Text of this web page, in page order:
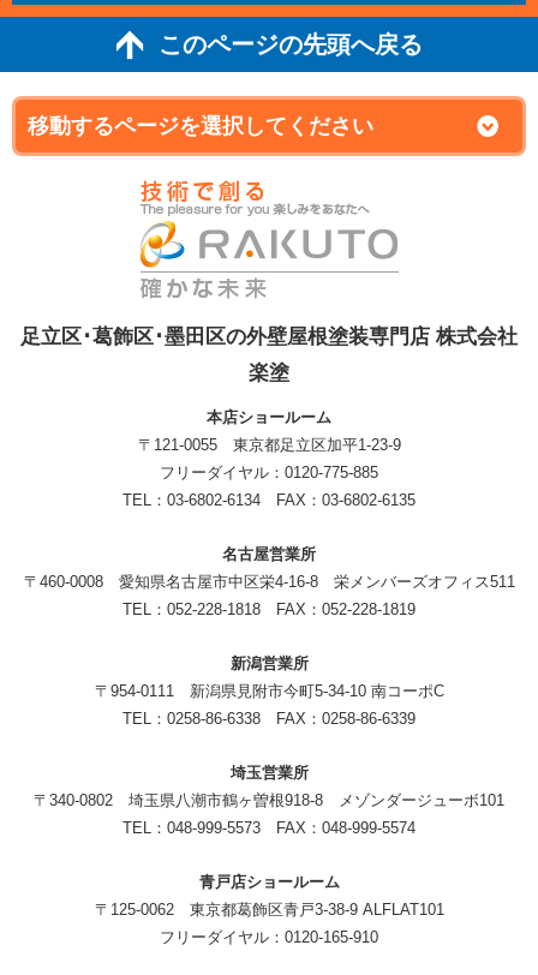
このページの先頭へ戻る
足立区･葛飾区･墨田区の外壁屋根塗装専門店 株式会社
楽塗
本店ショールーム
〒121-0055 東京都足立区加平1-23-9
フリーダイヤル：0120-775-885
TEL：03-6802-6134 FAX：03-6802-6135
名古屋営業所
〒460-0008 愛知県名古屋市中区栄4-16-8 栄メンバーズオフィス511
TEL：052-228-1818 FAX：052-228-1819
新潟営業所
〒954-0111 新潟県見附市今町5-34-10 南コーポC
TEL：0258-86-6338 FAX：0258-86-6339
埼玉営業所
〒340-0802 埼玉県八潮市鶴ヶ曽根918-8 メゾンダージューボ101
TEL：048-999-5573 FAX：048-999-5574
青戸店ショールーム
〒125-0062 東京都葛飾区青戸3-38-9 ALFLAT101
フリーダイヤル：0120-165-910